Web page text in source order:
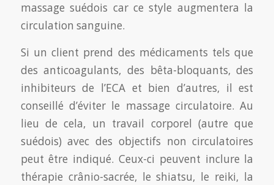
massage suédois car ce style augmentera la
circulation sanguine.
Si un client prend des médicaments tels que
des anticoagulants, des bêta-bloquants, des
inhibiteurs de l’ECA et bien d’autres, il est
conseillé d’éviter le massage circulatoire. Au
lieu de cela, un travail corporel (autre que
suédois) avec des objectifs non circulatoires
peut être indiqué. Ceux-ci peuvent inclure la
thérapie crânio-sacrée, le shiatsu, le reiki, la